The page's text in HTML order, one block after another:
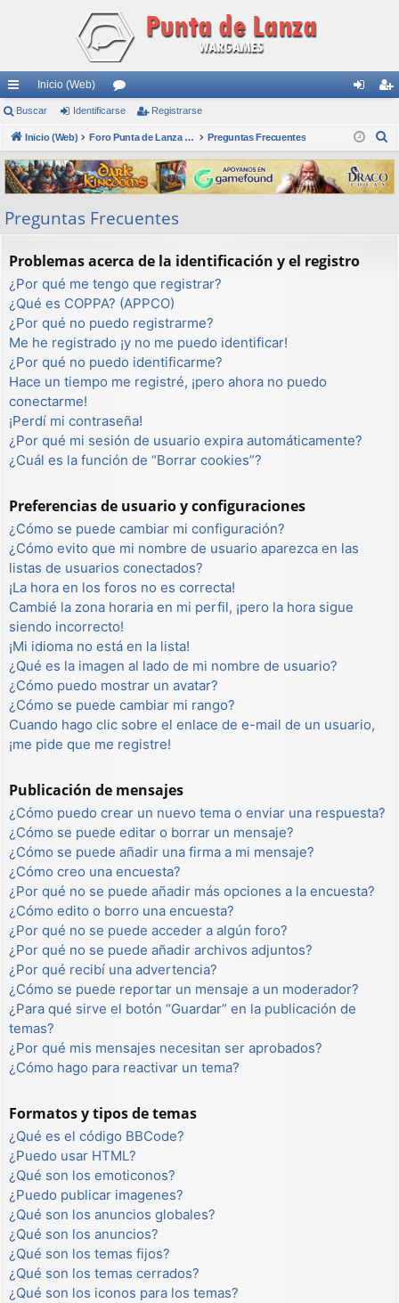
nl
ac
es
rá
pi
Inicio (Web)
or
os nti
fic
ar
ist
ra
rs
Buscar Identificarse Registrarse
Inicio (Web) Foro Punta de Lanza Wargames Preguntas Frecuentes
s
c
r
Preguntas Frecuentes
Problemas acerca de la identificación y el registro
¿Por qué me tengo que registrar?
¿Qué es COPPA? (APPCO)
¿Por qué no puedo registrarme?
Me he registrado ¡y no me puedo identificar!
¿Por qué no puedo identificarme?
Hace un tiempo me registré, ¡pero ahora no puedo
conectarme!
¡Perdí mi contraseña!
¿Por qué mi sesión de usuario expira automáticamente?
¿Cuál es la función de “Borrar cookies”?
Preferencias de usuario y configuraciones
¿Cómo se puede cambiar mi configuración?
¿Cómo evito que mi nombre de usuario aparezca en las
listas de usuarios conectados?
¡La hora en los foros no es correcta!
Cambié la zona horaria en mi perfil, ¡pero la hora sigue
siendo incorrecto!
¡Mi idioma no está en la lista!
¿Qué es la imagen al lado de mi nombre de usuario?
¿Cómo puedo mostrar un avatar?
¿Cómo se puede cambiar mi rango?
Cuando hago clic sobre el enlace de e-mail de un usuario,
¡me pide que me registre!
Publicación de mensajes
¿Cómo puedo crear un nuevo tema o enviar una respuesta?
¿Cómo se puede editar o borrar un mensaje?
¿Cómo se puede añadir una firma a mi mensaje?
¿Cómo creo una encuesta?
¿Por qué no se puede añadir más opciones a la encuesta?
¿Cómo edito o borro una encuesta?
¿Por qué no se puede acceder a algún foro?
¿Por qué no se puede añadir archivos adjuntos?
¿Por qué recibí una advertencia?
¿Cómo se puede reportar un mensaje a un moderador?
¿Para qué sirve el botón “Guardar” en la publicación de
temas?
¿Por qué mis mensajes necesitan ser aprobados?
¿Cómo hago para reactivar un tema?
Formatos y tipos de temas
¿Qué es el código BBCode?
¿Puedo usar HTML?
¿Qué son los emoticonos?
¿Puedo publicar imagenes?
¿Qué son los anuncios globales?
¿Qué son los anuncios?
¿Qué son los temas fijos?
¿Qué son los temas cerrados?
¿Qué son los iconos para los temas?